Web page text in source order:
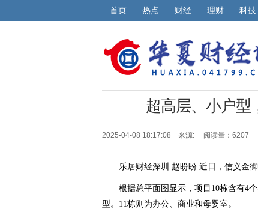
首页 热点 财经 理财 科技
超高层、小户型
2025-04-08 18:17:08 来源:阅读量：6207
乐居财经深圳 赵盼盼 近日，信义金
根据总平面图显示，项目10栋含有4
型。11栋则为办公、商业和母婴室。